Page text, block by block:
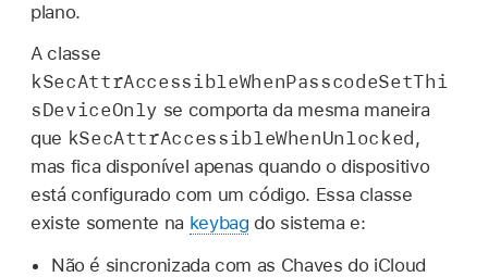
plano.
A classe
kSecAttrAccessibleWhenPasscodeSetThi
sDeviceOnly se comporta da mesma maneira
que kSecAttrAccessibleWhenUnlocked,
mas fica disponível apenas quando o dispositivo
está configurado com um código. Essa classe
existe somente na keybag do sistema e:
Não é sincronizada com as Chaves do iCloud